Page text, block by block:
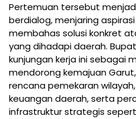
Pertemuan tersebut
berdialog, menjaring
membahas solusi konkret
yang dihadapi daerah.
kunjungan kerja ini sebagai
mendorong kemajuan
rencana pemekaran
keuangan daerah, serta
infrastruktur strategis